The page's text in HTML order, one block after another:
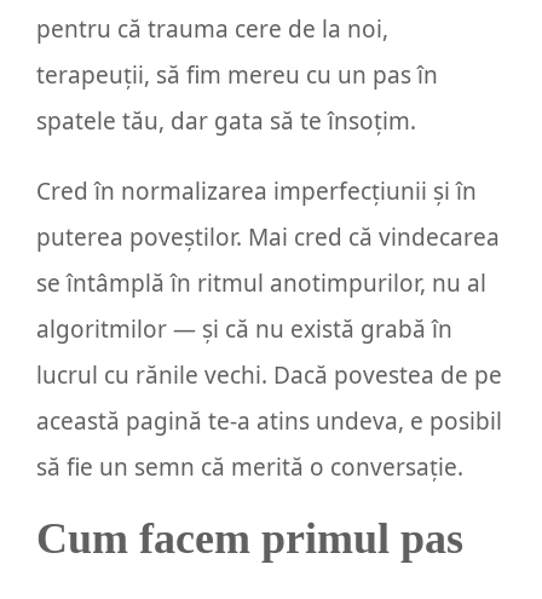
pentru că trauma cere de la noi,
terapeuții, să fim mereu cu un pas în
spatele tău, dar gata să te însoțim.
Cred în normalizarea imperfecțiunii și în
puterea poveștilor. Mai cred că vindecarea
se întâmplă în ritmul anotimpurilor, nu al
algoritmilor — și că nu există grabă în
lucrul cu rănile vechi. Dacă povestea de pe
această pagină te-a atins undeva, e posibil
să fie un semn că merită o conversație.
Cum facem primul pas